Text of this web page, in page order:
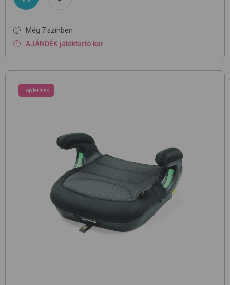
Még 7 színben
AJÁNDÉK játéktartó kar
Top termék